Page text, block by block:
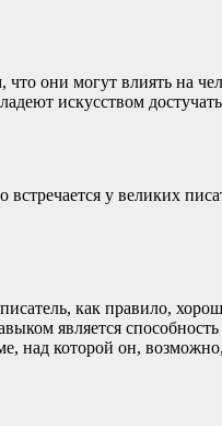
они могут влиять на
искусством
у великих
как правило,
является
которой он,